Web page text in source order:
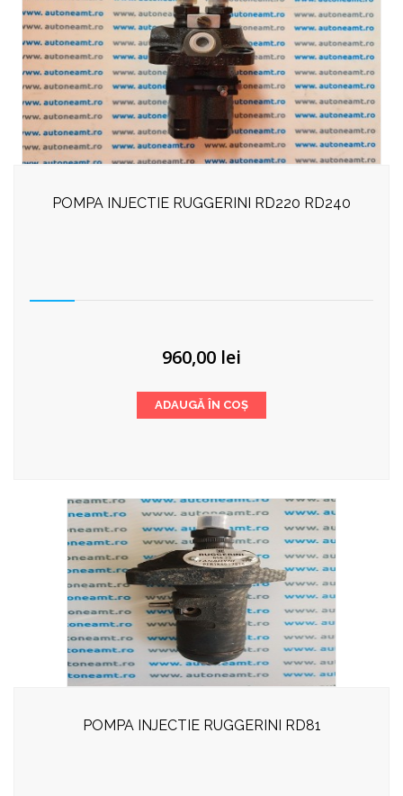
POMPA INJECTIE RUGGERINI RD220 RD240
960,00 lei
ADAUGĂ ÎN COȘ
POMPA INJECTIE RUGGERINI RD81